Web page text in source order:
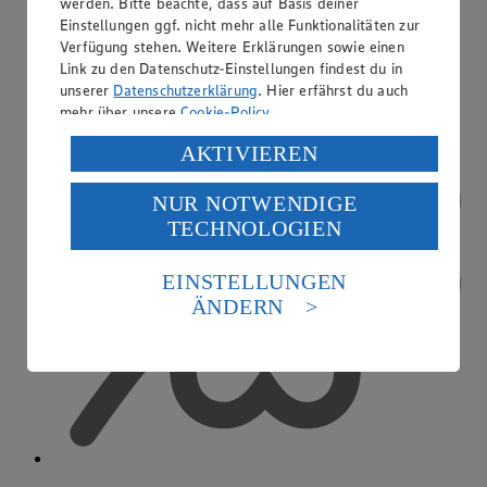
EDEKA smart
Einstellungen ggf. nicht mehr alle Funktionalitäten zur
Verfügung stehen. Weitere Erklärungen sowie einen
Link zu den Datenschutz-Einstellungen findest du in
unserer Datenschutzerklärung. Hier erfährst du auch
mehr über unsereCookie-Policy.
Verarbeitung deiner personenbezogenen Daten in den
USA durch Facebook und YouTube:
Wenn du auf „Aktivieren“ klickst, willigst du im Sinne
des Art. 49 Abs. 1 Satz 1 lit. a) DSGVO ein, dass deine
Daten in den USA verarbeitet werden. Der EuGH sieht
die USA als Land mit einem nach europäischen
Standards nicht angemessenen Datenschutzniveau an.
Es besteht das Risiko eines Zugriffs durch US-
Informationen zum Herausgeber der Seite findest du
Impressum
AKTIVIEREN
NUR NOTWENDIGE
TECHNOLOGIEN
EINSTELLUNGEN
ÄNDERN